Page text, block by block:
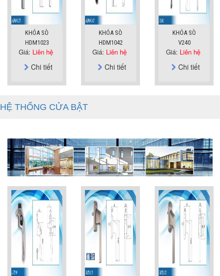
KHÓA SÒ
HDM1023
Giá: Liên hệ
Chi tiết
KHÓA SÒ
HDM1042
Giá: Liên hệ
Chi tiết
KHÓA SÒ
V240
Giá: Liên hệ
Chi tiết
HỆ THỐNG CỬA BẬT